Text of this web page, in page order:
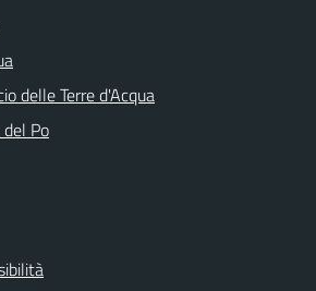
delle Terre d'Acqua
Po